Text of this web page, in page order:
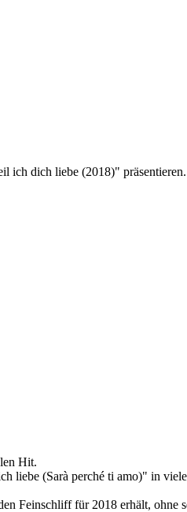
dich liebe (2018)"
Hit.
liebe (Sarà perché ti amo)" in
Feinschliff für 2018 erhält, ohne